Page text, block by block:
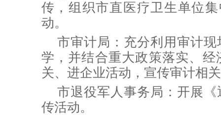
传，组织市直医疗卫生单位
动。
市审计局：充分利用审计
学，并结合重大政策落实、
关、进企业活动，宣传审计相
市退役军人事务局： 开展《
传活动。